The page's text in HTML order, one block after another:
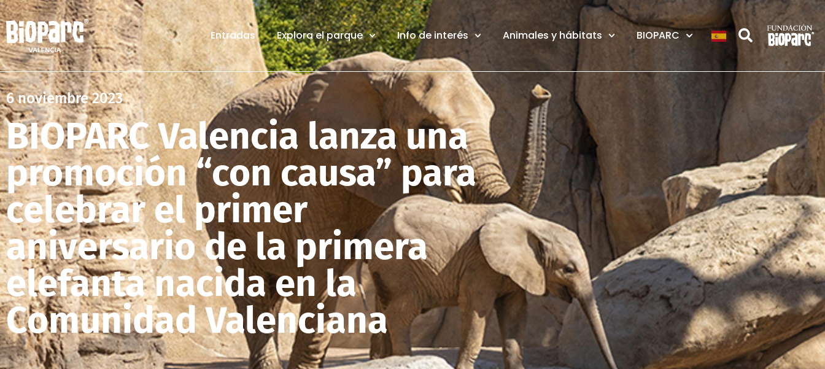
Entradas Explora el parque Info de interés Animales y hábitats BIOPARC
6 noviembre 2023
BIOPARC Valencia lanza una
promoción “con causa” para
celebrar el primer
aniversario de la primera
elefanta nacida en la
Comunidad Valenciana